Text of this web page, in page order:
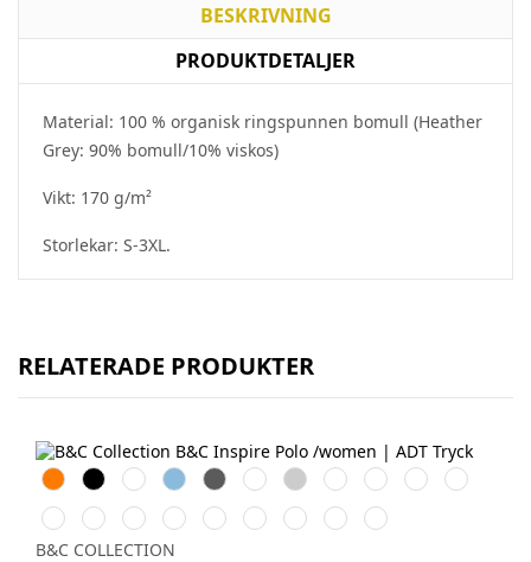
BESKRIVNING
PRODUKTDETALJER
Material: 100 % organisk ringspunnen bomull (Heather
Grey: 90% bomull/10% viskos)
Vikt: 170 g/m²
Storlekar: S-3XL.
RELATERADE PRODUKTER
OrangeBlackWhiteSky
Blue
Dark
Grey
Bottle
Green
Heather
Grey
Navy
Blue
Cobalt
Blue
Solar
Yellow
Radiant
Purple
Urban
Khaki
Fire
Red
Urban
Orange
Orchid
Pink
SorbetOrchid
Green
Millenial
Mint
Millenial
Lilac
Very
Turquoise
B&C COLLECTION